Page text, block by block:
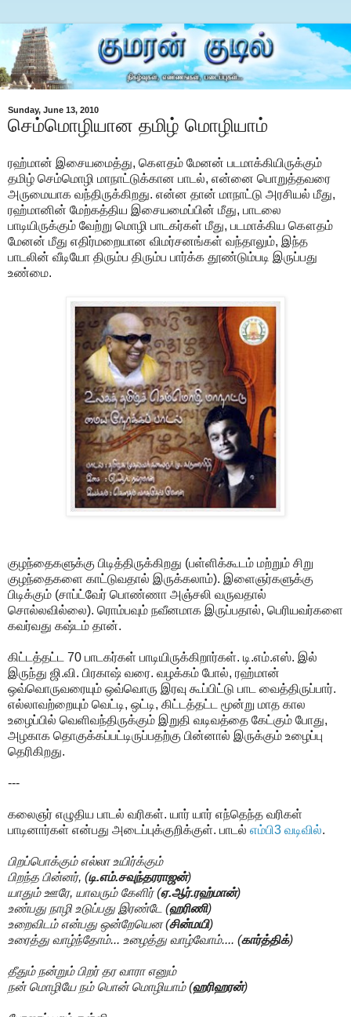
Sunday, June 13, 2010
செம்மொழியான தமிழ் மொழியாம்
ரஹ்மான் இசையமைத்து, கௌதம் மேனன் படமாக்கியிருக்கும்
தமிழ் செம்மொழி மாநாட்டுக்கான பாடல், என்னை பொறுத்தவரை
அருமையாக வந்திருக்கிறது. என்ன தான் மாநாட்டு அரசியல் மீது,
ரஹ்மானின் மேற்கத்திய இசையமைப்பின் மீது, பாடலை
பாடியிருக்கும் வேற்று மொழி பாடகர்கள் மீது, படமாக்கிய கௌதம்
மேனன் மீது எதிர்மறையான விமர்சனங்கள் வந்தாலும், இந்த
பாடலின் வீடியோ திரும்ப திரும்ப பார்க்க தூண்டும்படி இருப்பது
உண்மை.
குழந்தைகளுக்கு பிடித்திருக்கிறது (பள்ளிக்கூடம் மற்றும் சிறு
குழந்தைகளை காட்டுவதால் இருக்கலாம்). இளைஞர்களுக்கு
பிடிக்கும் (சாப்ட்வேர் பொண்ணா அஞ்சலி வருவதால்
சொல்லவில்லை). ரொம்பவும் நவீனமாக இருப்பதால், பெரியவர்களை
கவர்வது கஷ்டம் தான்.
கிட்டத்தட்ட 70 பாடகர்கள் பாடியிருக்கிறார்கள். டி.எம்.எஸ். இல்
இருந்து ஜி.வி. பிரகாஷ் வரை. வழக்கம் போல், ரஹ்மான்
ஒவ்வொருவரையும் ஒவ்வொரு இரவு கூப்பிட்டு பாட வைத்திருப்பார்.
எல்லாவற்றையும் வெட்டி, ஒட்டி, கிட்டத்தட்ட மூன்று மாத கால
உழைப்பில் வெளிவந்திருக்கும் இறுதி வடிவத்தை கேட்கும் போது,
அழகாக தொகுக்கப்பட்டிருப்பதற்கு பின்னால் இருக்கும் உழைப்பு
தெரிகிறது.
---
கலைஞர் எழுதிய பாடல் வரிகள். யார் யார் எந்தெந்த வரிகள்
பாடினார்கள் என்பது அடைப்புக்குறிக்குள். பாடல் எம்பி3 வடிவில்.
பிறப்பொக்கும் எல்லா உயிர்க்கும்
பிறந்த பின்னர், (டி.எம்.சவுந்தரராஜன்)
யாதும் ஊரே, யாவரும் கேளிர் (ஏ.ஆர்.ரஹ்மான்)
உண்பது நாழி உடுப்பது இரண்டே (ஹரிணி)
உறைவிடம் என்பது ஒன்றேயென (சின்மயி)
உரைத்து வாழ்ந்தோம்... உழைத்து வாழ்வோம்.... (கார்த்திக்)
தீதும் நன்றும் பிறர் தர வாரா எனும்
நன் மொழியே நம் பொன் மொழியாம் (ஹரிஹரன்)